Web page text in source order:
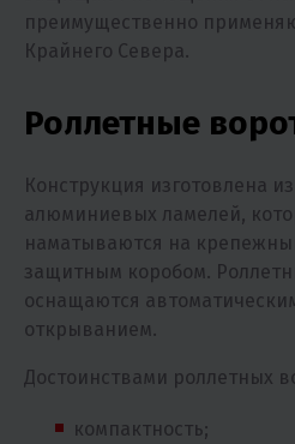
преимущественно
Крайнего Севера.
Роллетные
Конструкция изготовлена
алюминиевых ламелей,
наматываются на
защитным коробом.
оснащаются
открыванием.
Достоинствами роллетных
компактность;